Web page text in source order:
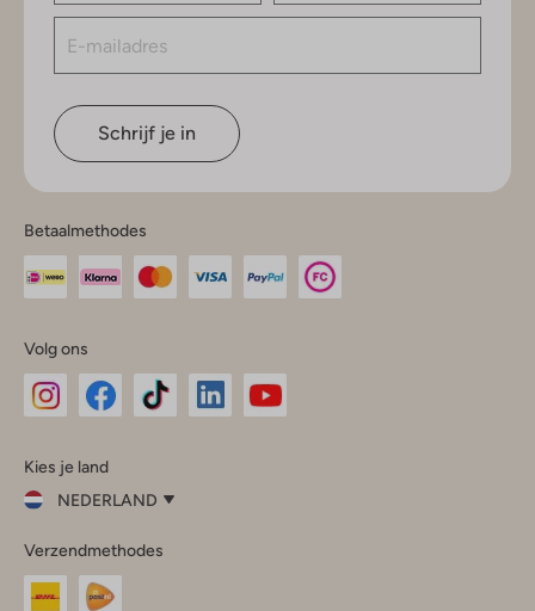
Schrijf je in
Betaalmethodes
Volg ons
InstagramFacebook
Kies je land
NEDERLAND
je
land
Verzendmethodes